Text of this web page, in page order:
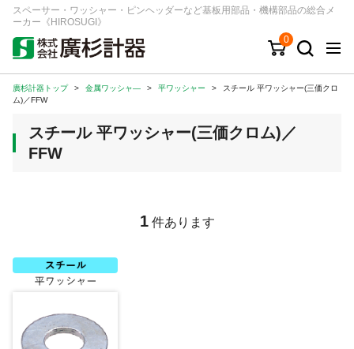
スペーサー・ワッシャー・ピンヘッダーなど基板用部品・機構部品の総合メ
ーカー《HIROSUGI》
0
キーワード 品番/シリーズ
商品カテゴリから探す
ジャンルから探す
注文・見積りについて
ご利用ガイド
お問い合わせ窓口
会社情報
廣杉計器トップ > 金属ワッシャ― > 平ワッシャー >
スチール 平ワッシャー(三価クロ
ム)／FFW
スチール 平ワッシャー(三価クロム)／
FFW
1 件あります